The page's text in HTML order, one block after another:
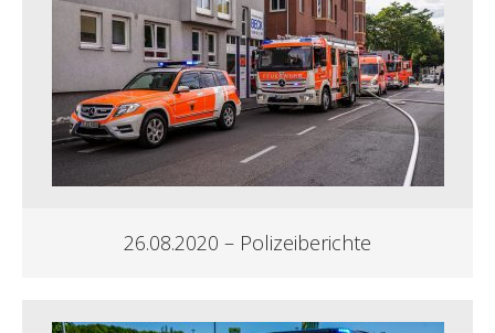
26.08.2020 – Polizeiberichte